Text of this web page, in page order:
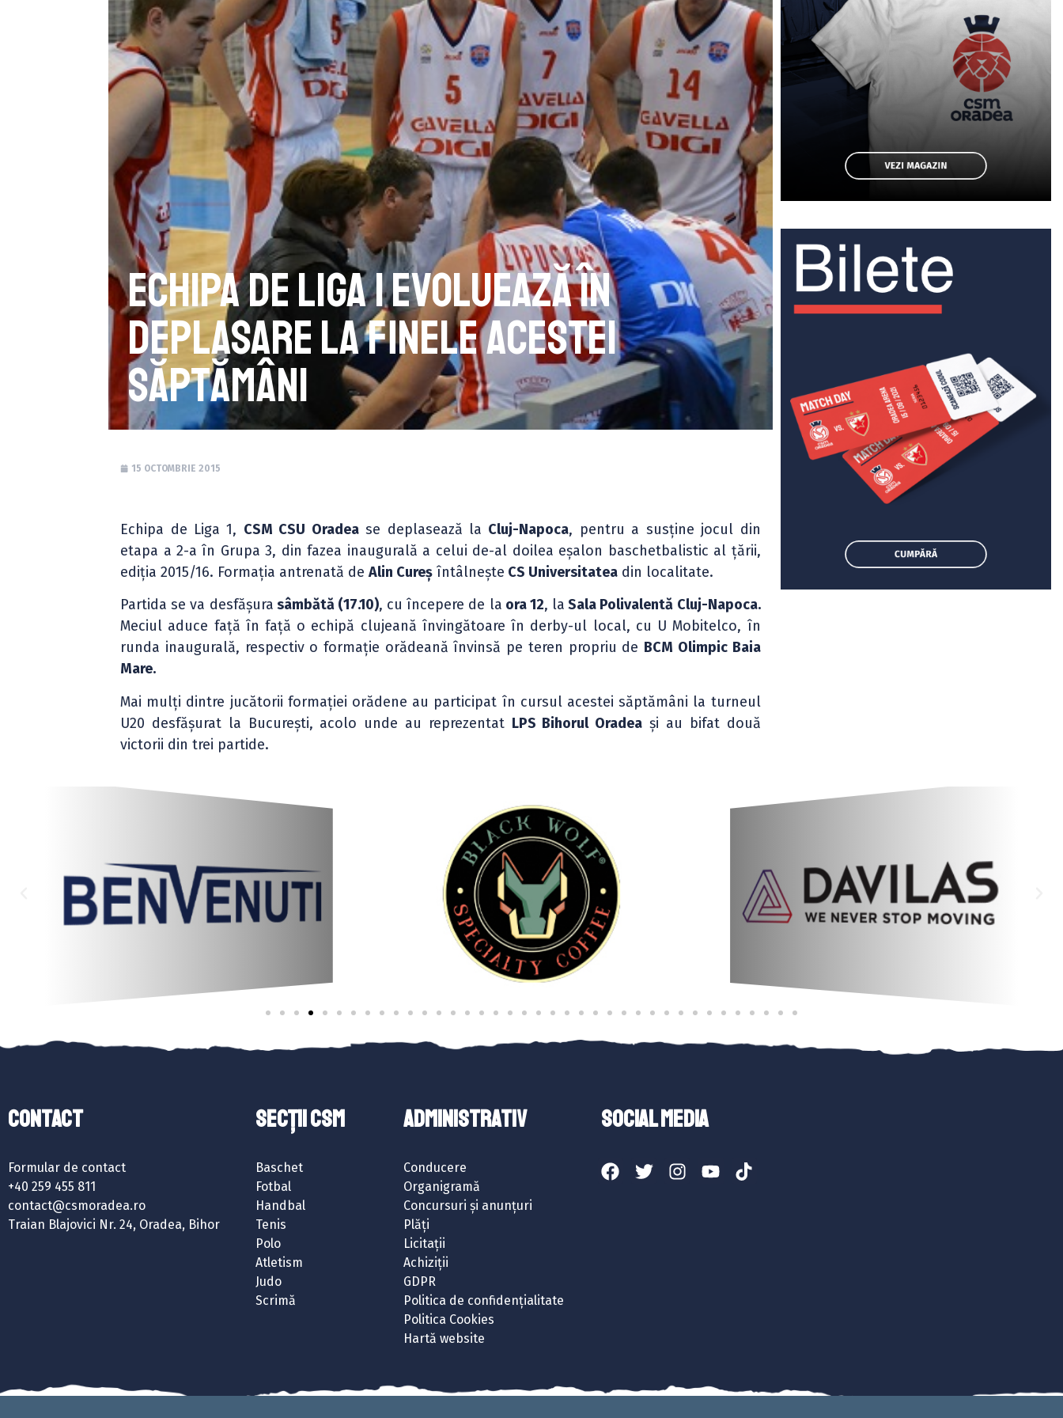
Echipa de Liga 1 evoluează în
deplasare la finele acestei
săptămâni
15 OCTOMBRIE 2015
Echipa de Liga 1, CSM CSU Oradease deplasează la Cluj-Napoca, pentru a susține jocul din
etapa a 2-a în Grupa 3, din fazea inaugurală a celui de-al doilea eșalon baschetbalistic al țării,
ediția 2015/16. Formația antrenată deAlin Cureș întâlnește CS Universitatea din localitate.
Partida se va desfășura sâmbătă (17.10), cu începere de la ora 12, la Sala Polivalentă Cluj-Napoca.
Meciul aduce față în față o echipă clujeană învingătoare în derby-ul local, cu U Mobitelco, în
runda inaugurală, respectiv o formație orădeană învinsă pe teren propriu de BCM Olimpic Baia
Mare.
Mai mulți dintre jucătorii formației orădene au participat în cursul acestei săptămâni la turneul
U20 desfășurat la București, acolo unde au reprezentat LPS Bihorul Oradea și au bifat două
victorii din trei partide.
Contact
Formular de contact
+40 259 455 811
contact@csmoradea.ro
Traian Blajovici Nr. 24, Oradea, Bihor
SECȚII CSM
Baschet
Fotbal
Handbal
Tenis
Polo
Atletism
Judo
Scrimă
ADMINISTRATIV
Conducere
Organigramă
Concursuri și anunțuri
Plăți
Licitații
Achiziții
GDPR
Politica de confidențialitate
Politica Cookies
Hartă website
SOCIAL MEDIA